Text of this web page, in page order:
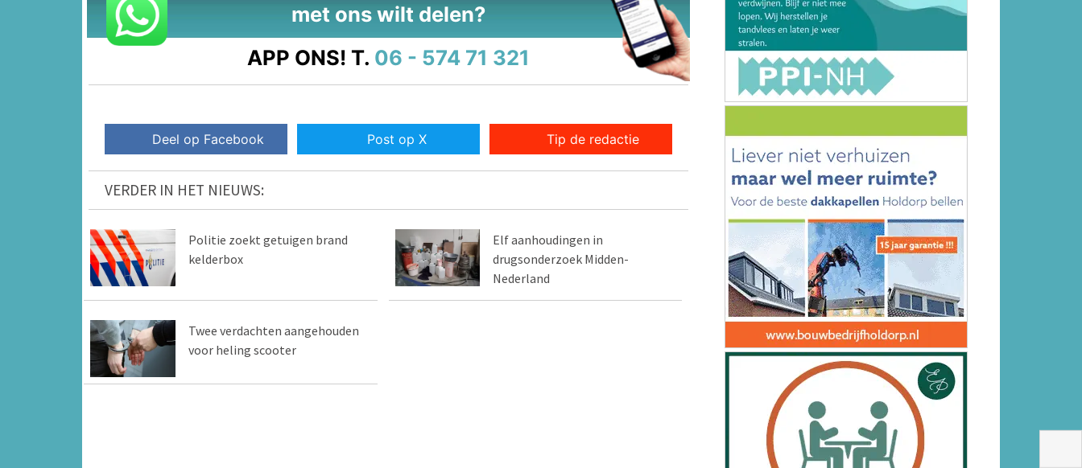
met ons wilt delen?
APP ONS! T. 06 - 574 71 321
Deel op Facebook Post op X Tip de redactie
VERDER IN HET NIEUWS:
Politie zoekt getuigen brand
kelderbox
Elf aanhoudingen in
drugsonderzoek Midden-
Nederland
Twee verdachten aangehouden
voor heling scooter